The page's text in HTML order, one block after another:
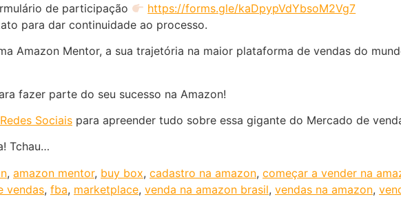
de participação
https://forms.gle/kaDpypVdYbsoM2Vg7
para dar continuidade ao processo.
Amazon Mentor, a sua trajetória na maior plataforma de vendas do
fazer parte do seu sucesso na Amazon!
Redes Sociais para apreender tudo sobre essa gigante do Mercado de
Tchau…
, amazon mentor, buy box, cadastro na amazon, começar a vender na
vendas, fba, marketplace, venda na amazon brasil, vendas na amazon,